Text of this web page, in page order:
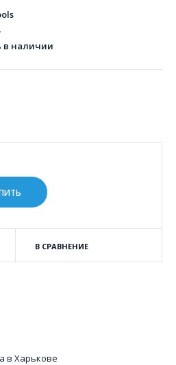
в наличии
В СРАВНЕНИЕ
в Харькове